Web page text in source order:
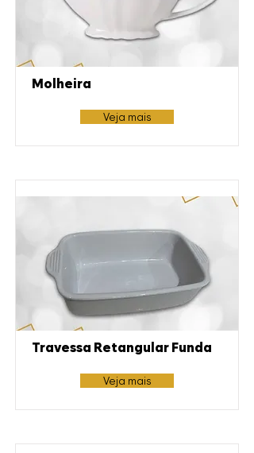
Molheira
Veja mais
Travessa Retangular Funda
Veja mais